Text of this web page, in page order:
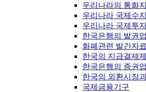
우리나라의 통화
우리나라 국제수
우리나라 국제투
한국은행의 발권
화폐관련 발간자료
한국의 지급결제
한국은행의 증권
한국의 외환시장
국제금융기구